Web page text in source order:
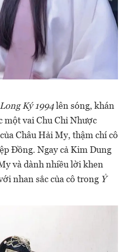
Ký 1994lên sóng, khán
một vai Chu Chỉ Nhược
Châu Hải My, thậm chí cô
Đồng. Ngay cả Kim Dung
và dành nhiều lời khen
nhan sắc của cô trong Ỷ